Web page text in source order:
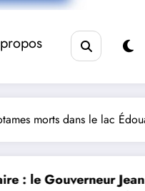
morts dans le lac
à Bunia ce